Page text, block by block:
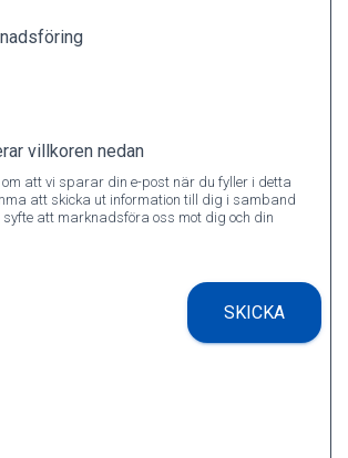
villkoren nedan
att vi sparar din e-post när du fyller i detta
att skicka ut information till dig i samband
att marknadsföra oss mot dig och din
SKICKA